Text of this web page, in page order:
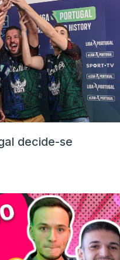
decide-se